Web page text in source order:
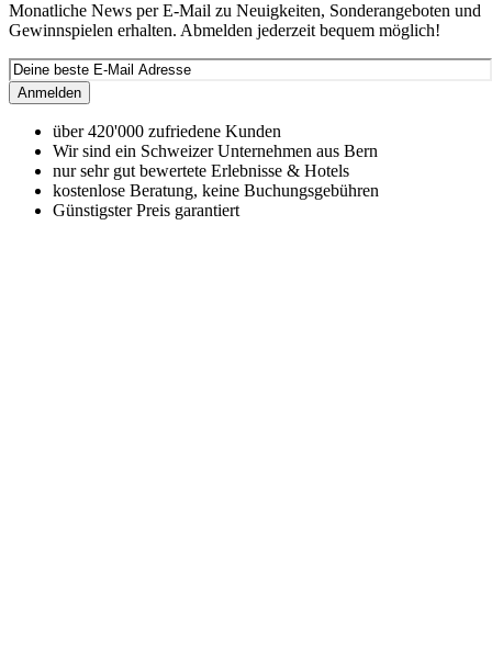
Monatliche News per E-Mail zu Neuigkeiten, Sonderangeboten und
Gewinnspielen erhalten. Abmelden jederzeit bequem möglich!
Anmelden
über 420'000 zufriedene Kunden
Wir sind ein Schweizer Unternehmen aus Bern
nur sehr gut bewertete Erlebnisse & Hotels
kostenlose Beratung, keine Buchungsgebühren
Günstigster Preis garantiert